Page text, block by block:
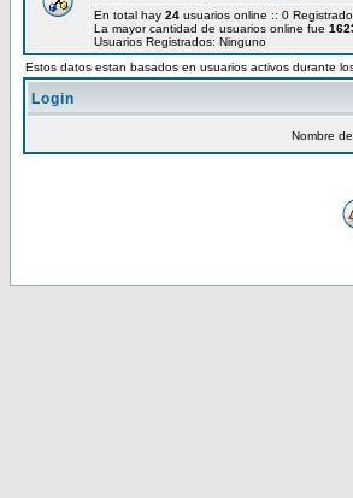
En total hay 24 usuarios online :: 0
La mayor cantidad de usuarios online fue
Usuarios Registrados: Ninguno
Estos datos estan basados en usuarios activos durante
Login
Nombre